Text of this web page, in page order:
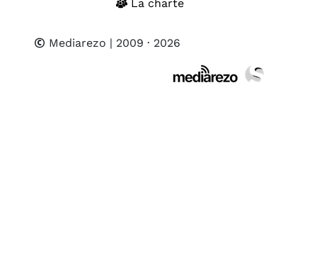
La charte
Mediarezo | 2009 · 2026